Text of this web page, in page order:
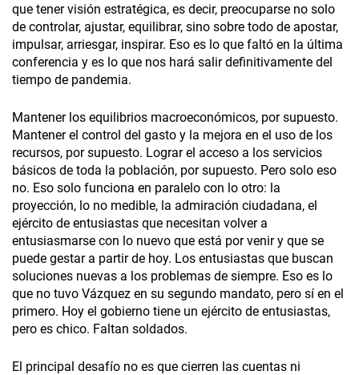
que tener visión estratégica, es decir, preocuparse no solo
de controlar, ajustar, equilibrar, sino sobre todo de apostar,
impulsar, arriesgar, inspirar. Eso es lo que faltó en la última
conferencia y es lo que nos hará salir definitivamente del
tiempo de pandemia.
Mantener los equilibrios macroeconómicos, por supuesto.
Mantener el control del gasto y la mejora en el uso de los
recursos, por supuesto. Lograr el acceso a los servicios
básicos de toda la población, por supuesto. Pero solo eso
no. Eso solo funciona en paralelo con lo otro: la
proyección, lo no medible, la admiración ciudadana, el
ejército de entusiastas que necesitan volver a
entusiasmarse con lo nuevo que está por venir y que se
puede gestar a partir de hoy. Los entusiastas que buscan
soluciones nuevas a los problemas de siempre. Eso es lo
que no tuvo Vázquez en su segundo mandato, pero sí en el
primero. Hoy el gobierno tiene un ejército de entusiastas,
pero es chico. Faltan soldados.
El principal desafío no es que cierren las cuentas ni